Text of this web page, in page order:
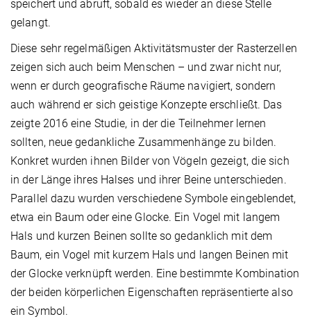
speichert und abruft, sobald es wieder an diese Stelle
gelangt.
Diese sehr regelmäßigen Aktivitätsmuster der Rasterzellen
zeigen sich auch beim Menschen – und zwar nicht nur,
wenn er durch geografische Räume navigiert, sondern
auch während er sich geistige Konzepte erschließt. Das
zeigte 2016 eine Studie, in der die Teilnehmer lernen
sollten, neue gedankliche Zusammenhänge zu bilden.
Konkret wurden ihnen Bilder von Vögeln gezeigt, die sich
in der Länge ihres Halses und ihrer Beine unterschieden.
Parallel dazu wurden verschiedene Symbole eingeblendet,
etwa ein Baum oder eine Glocke. Ein Vogel mit langem
Hals und kurzen Beinen sollte so gedanklich mit dem
Baum, ein Vogel mit kurzem Hals und langen Beinen mit
der Glocke verknüpft werden. Eine bestimmte Kombination
der beiden körperlichen Eigenschaften repräsentierte also
ein Symbol.